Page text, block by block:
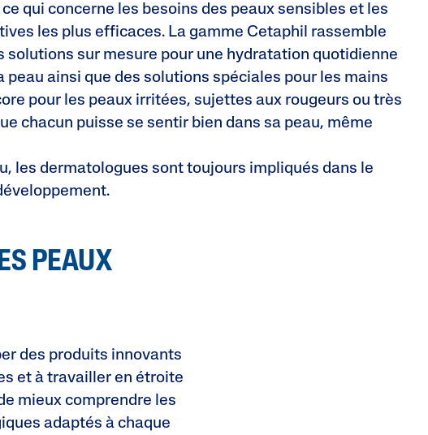
qui concerne les besoins des peaux sensibles et les
les plus efficaces. La gamme Cetaphil rassemble
solutions sur mesure pour une hydratation quotidienne
peau ainsi que des solutions spéciales pour les mains
pour les peaux irritées, sujettes aux rougeurs ou très
chacun puisse se sentir bien dans sa peau, même
les dermatologues sont toujours impliqués dans le
PEAUX
des produits innovants
et à travailler en étroite
mieux comprendre les
adaptés à chaque